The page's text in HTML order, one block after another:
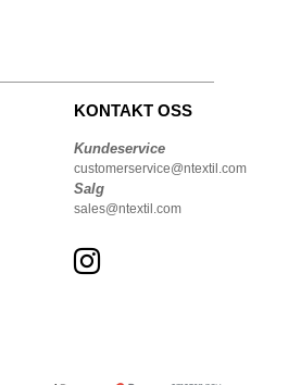
KONTAKT OSS
Kundeservice
customerservice@ntextil.com
Salg
sales@ntextil.com